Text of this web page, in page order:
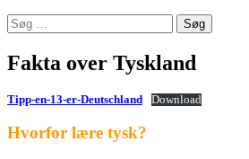
Søg
efter:
Fakta over Tyskland
Tipp-en-13-er-Deutschland Download
Hvorfor lære tysk?